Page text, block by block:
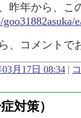
昨年から、こ
、コメントで
03月17日 08:34 |
対策）